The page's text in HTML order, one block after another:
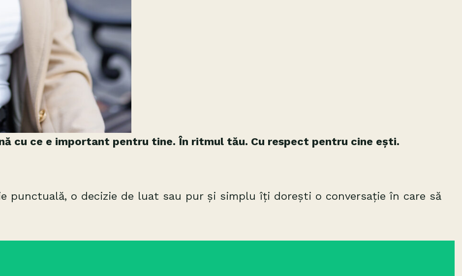
cu ce e important pentru tine. În ritmul tău. Cu respect pentru cine ești.
punctuală, o decizie de luat sau pur și simplu îți dorești o conversație în care să